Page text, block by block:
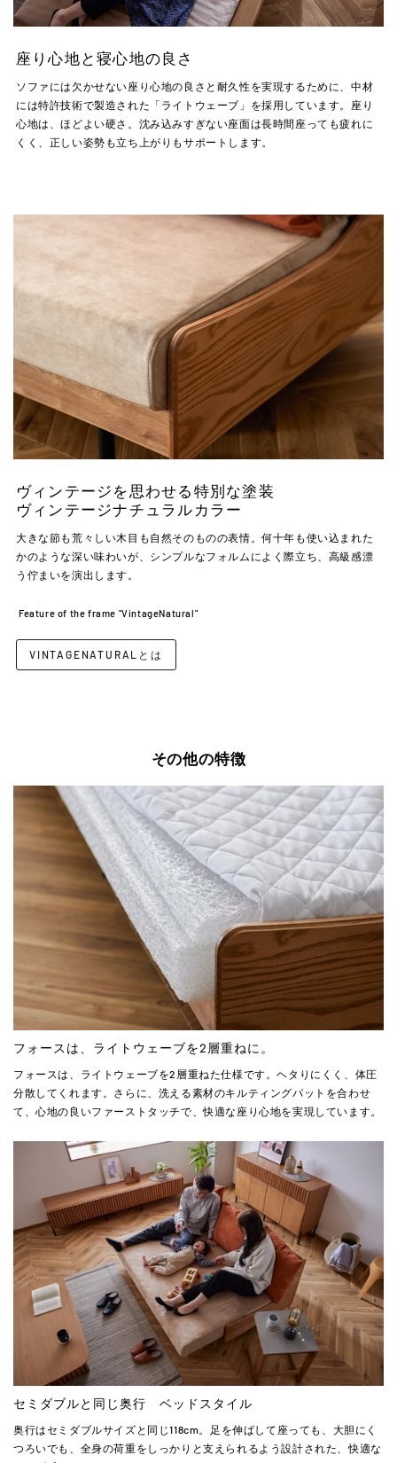
座り心地と寝心地の良さ
ソファには欠かせない座り心地の良さと耐久性を実現するために、中材
には特許技術で製造された「ライトウェーブ」を採用しています。座り
心地は、ほどよい硬さ。沈み込みすぎない座面は長時間座っても疲れに
くく、正しい姿勢も立ち上がりもサポートします。
ヴィンテージを思わせる特別な塗装
ヴィンテージナチュラルカラー
大きな節も荒々しい木目も自然そのものの表情。何十年も使い込まれた
かのような深い味わいが、シンプルなフォルムによく際立ち、高級感漂
う佇まいを演出します。
Feature of the frame "VintageNatural"
VINTAGENATURALとは
その他の特徴
フォースは、ライトウェーブを2層重ねに。
フォースは、ライトウェーブを2層重ねた仕様です。ヘタりにくく、体圧
分散してくれます。さらに、洗える素材のキルティングパットを合わせ
て、心地の良いファーストタッチで、快適な座り心地を実現しています。
セミダブルと同じ奥行 ベッドスタイル
奥行はセミダブルサイズと同じ118cm。足を伸ばして座っても、大胆にく
つろいでも、全身の荷重をしっかりと支えられるよう設計された、快適な